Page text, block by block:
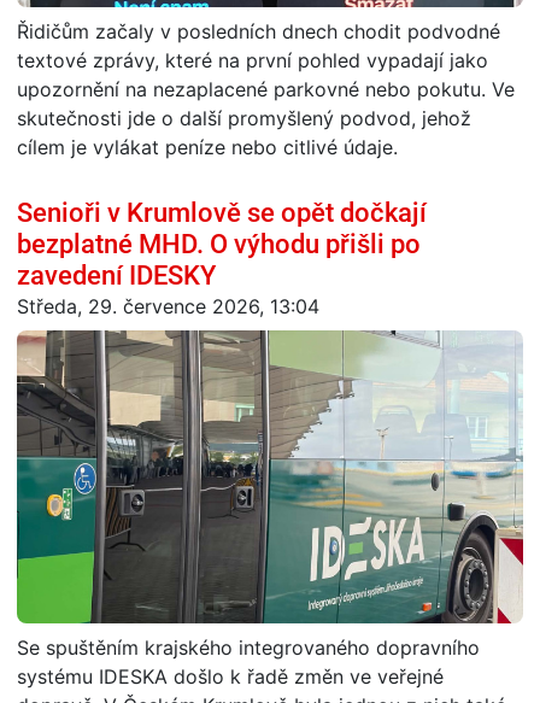
Řidičům začaly v posledních dnech chodit podvodné
textové zprávy, které na první pohled vypadají jako
upozornění na nezaplacené parkovné nebo pokutu. Ve
skutečnosti jde o další promyšlený podvod, jehož
cílem je vylákat peníze nebo citlivé údaje.
Senioři v Krumlově se opět dočkají
bezplatné MHD. O výhodu přišli po
zavedení IDESKY
Středa, 29. července 2026, 13:04
Se spuštěním krajského integrovaného dopravního
systému IDESKA došlo k řadě změn ve veřejné